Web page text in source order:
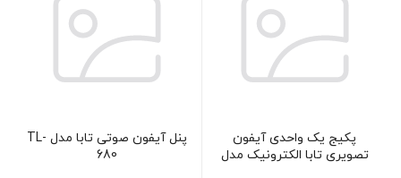
پکیج یک واحدی آیفون
تصویری تابا الکترونیک مدل
پنل آیفون صوتی تابا مدل TL-
680